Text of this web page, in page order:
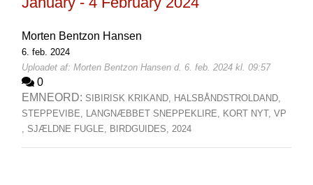
Morten Bentzon Hansen
6. feb. 2024
Uploadet af: Morten Bentzon Hansen d. 6. feb. 2024 kl. 09:57
0
EMNEORD: SIBIRISK KRIKAND, HALSBÅNDSTROLDAND,
STEPPEVIBE, LANGNÆBBET SNEPPEKLIRE, KORT NYT, VP
, SJÆLDNE FUGLE, BIRDGUIDES, 2024